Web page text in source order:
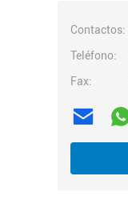
Contactos:
Teléfono:
Fax: